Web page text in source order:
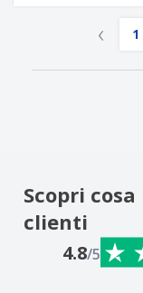
‹ 1
Scopri
clienti
4.8/5